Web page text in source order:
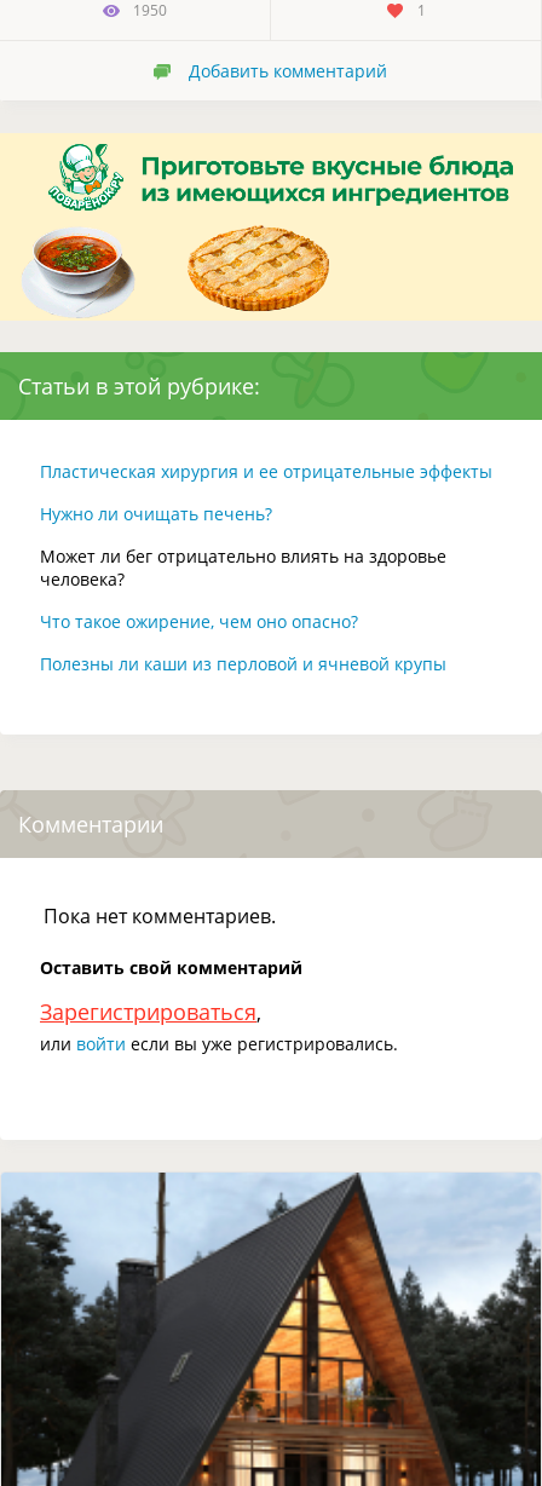
1950 1
Добавить комментарий
Статьи в этой рубрике:
Пластическая хирургия и ее отрицательные эффекты
Нужно ли очищать печень?
Может ли бег отрицательно влиять на здоровье
человека?
Что такое ожирение, чем оно опасно?
Полезны ли каши из перловой и ячневой крупы
Комментарии
Пока нет комментариев.
Оставить свой комментарий
Зарегистрироваться,
или войти если вы уже регистрировались.